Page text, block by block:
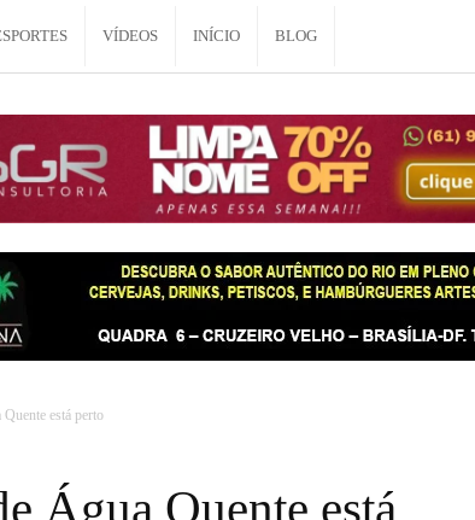
VÍDEOS INÍCIO BLOG
está perto
Água Quente está